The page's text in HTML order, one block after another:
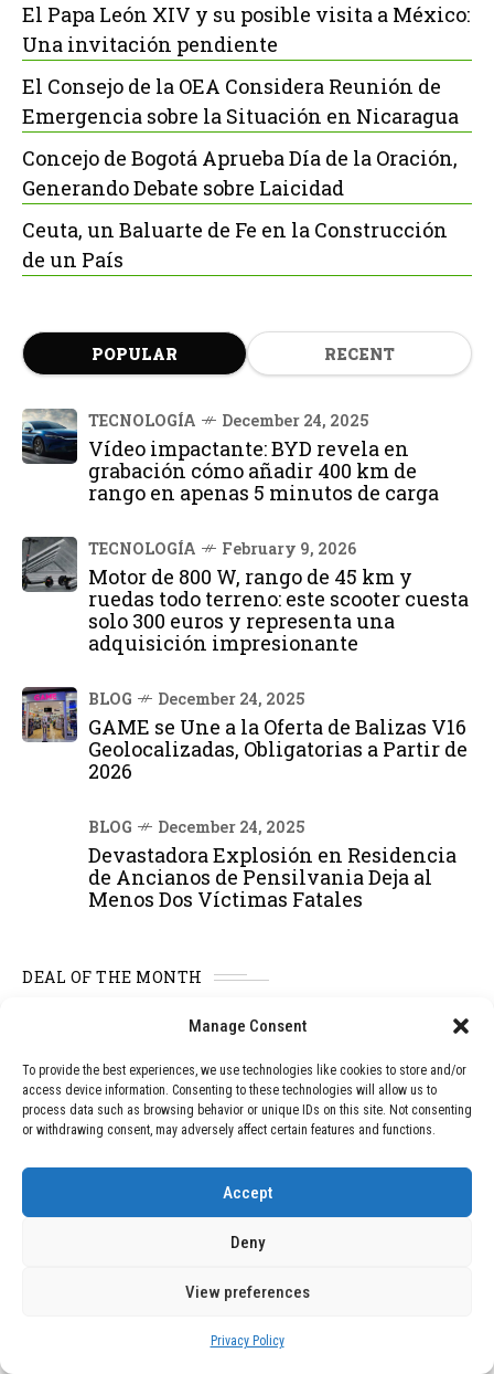
Manage Consent
To provide the best experiences, we use technologies like cookies to store and/or
access device information. Consenting to these technologies will allow us to
process data such as browsing behavior or unique IDs on this site. Not consenting
or withdrawing consent, may adversely affect certain features and functions.
Accept
Deny
View preferences
Privacy Policy
El Papa León XIV y su posible visita a México:
Una invitación pendiente
El Consejo de la OEA Considera Reunión de
Emergencia sobre la Situación en Nicaragua
Concejo de Bogotá Aprueba Día de la Oración,
Generando Debate sobre Laicidad
Ceuta, un Baluarte de Fe en la Construcción
de un País
POPULAR RECENT
TECNOLOGÍA December 24, 2025
Vídeo impactante: BYD revela en
grabación cómo añadir 400 km de
rango en apenas 5 minutos de carga
TECNOLOGÍA February 9, 2026
Motor de 800 W, rango de 45 km y
ruedas todo terreno: este scooter cuesta
solo 300 euros y representa una
adquisición impresionante
BLOG December 24, 2025
GAME se Une a la Oferta de Balizas V16
Geolocalizadas, Obligatorias a Partir de
2026
BLOG December 24, 2025
Devastadora Explosión en Residencia
de Ancianos de Pensilvania Deja al
Menos Dos Víctimas Fatales
DEAL OF THE MONTH
December 24, 2025
grabación cómo añadir 400 km de rango
en apenas 5 minutos de carga
02
Motor de 800 W, rango de 45 km y
solo 300 euros y representa una
December 24, 2025